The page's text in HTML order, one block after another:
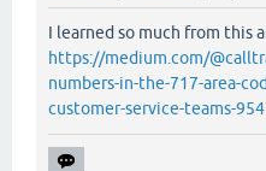
I learned so much from this
https://medium.com/
numbers-in-the-717-area-
customer-service-teams-